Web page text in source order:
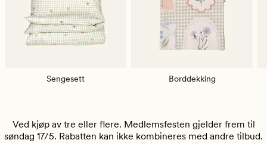
Sengesett Borddekking
Ved kjøp av tre eller flere. Medlemsfesten gjelder frem til
søndag 17/5. Rabatten kan ikke kombineres med andre tilbud.